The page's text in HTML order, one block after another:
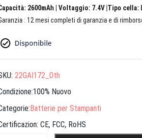
2600mAh | Voltaggio: 7.4V |Tipo cella:
: 12 mesi completi di garanzia e di
22GAI172_Oth
Nuovo
Batterie per Stampanti
CE, FCC, RoHS